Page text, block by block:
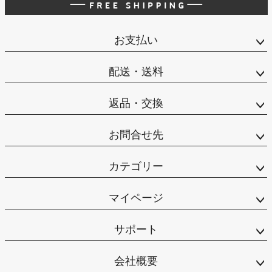
お支払い
配送・送料
返品・交換
お問合せ先
カテゴリー
マイページ
サポート
会社概要